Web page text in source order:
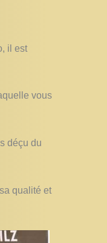
il est
vous
déçu du
qualité et